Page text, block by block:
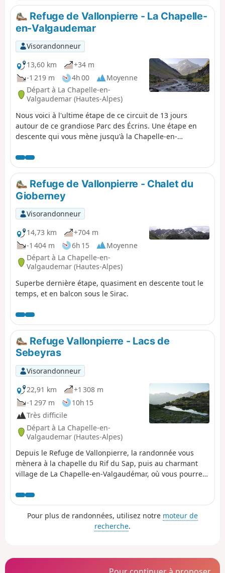
Refuge de Vallonpierre - La Chapelle-
en-Valgaudemar
Visorandonneur
13,60 km
+34 m
-1 219 m
4h 00
Moyenne
Départ à La Chapelle-en-
Valgaudemar (Hautes-Alpes)
Nous voici à l'ultime étape de ce circuit de 13 jours
autour de ce grandiose Parc des Écrins. Une étape en
descente qui vous mène jusqu'à la Chapelle-en-
tôt. Un début d'étape splendide, tout au long de la
descente jusqu'aux torrents des glaciers. Le panorama
est de toute beauté entourée des plus beaux sommets
de la partie Sud des Écrins, nous laissant déjà un
sentiment de nostalgie des 13 jours passés. Circuit sans
difficulté technique.
Refuge de Vallonpierre - Chalet du
Gioberney
Visorandonneur
14,73 km
+704 m
-1 404 m
6h 15
Moyenne
Départ à La Chapelle-en-
Valgaudemar (Hautes-Alpes)
Superbe dernière étape, quasiment en descente tout le
temps, et en balcon sous le Sirac.
Refuge Vallonpierre - Lacs de
Sebeyras
Visorandonneur
22,91 km
+1 308 m
-1 297 m
10h 15
Très difficile
Départ à La Chapelle-en-
Valgaudemar (Hautes-Alpes)
Depuis le Refuge de Vallonpierre, la randonnée vous
mènera à la chapelle du Rif du Sap, puis au charmant
village de La Chapelle-en-Valgaudémar, où vous pourrez
Le parcours traverse ensuite la Forêt Domaniale du
Valgaudémar avant d'atteindre les magnifiques lacs de
Pétarel et de Sebeyras.
Pour plus de randonnées, utilisez notre moteur de
recherche.